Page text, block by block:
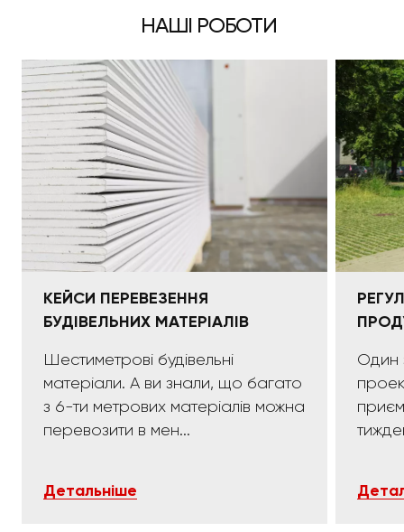
НАШІ РОБОТИ
КЕЙСИ ПЕРЕВЕЗЕННЯ
БУДІВЕЛЬНИХ МАТЕРІАЛІВ
Шестиметрові будівельні
матеріали. А ви знали, що багато
з 6-ти метрових матеріалів можна
перевозити в мен...
Детальніше
Один
приємних:)).